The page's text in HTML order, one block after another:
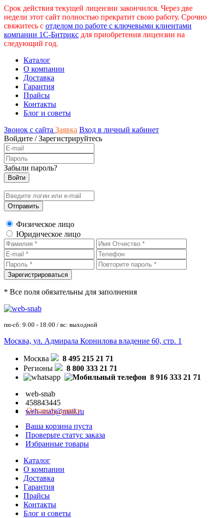
Срок действия текущей лицензии закончился. Через две
недели этот сайт полностью прекратит свою работу. Срочно
свяжитесь с отделом по работе с ключевыми клиентами
компании 1С-Битрикс для приобретения лицензии на
следующий год.
Каталог
О компании
Доставка
Гарантия
Прайсы
Контакты
Блог и советы
Звонок с сайта Заявка Вход в личный кабинет
Войдите /Зарегистрируйтесь
Забыли пароль?
Физическое лицо
Юридическое лицо
* Все поля обязательны для заполнения
пн-сб: 9:00 - 18:00 / вс: выходной
Москва, ул. Адмирала Корнилова владение 60, стр. 1
Москва
8 495 215 21 71
Регионы
8 800 333 21 71
8 916 333 21 71
web-snab
458843445
web-snab@mail.ru
Оставить заявку
Ваша корзина пуста
Проверьте статус заказа
Избранные товары
Каталог
О компании
Доставка
Гарантия
Прайсы
Контакты
Блог и советы